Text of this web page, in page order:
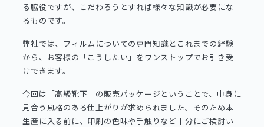
る脇役ですが、こだわろうとすれば様々な知識が必要にな
るものです。
弊社では、フィルムについての専門知識とこれまでの経験
から、お客様の「こうしたい」をワンストップでお引き受
けできます。
今回は「高級靴下」の販売パッケージということで、中身に
見合う風格のある仕上がりが求められました。そのため本
生産に入る前に、印刷の色味や手触りなど十分にご検討い